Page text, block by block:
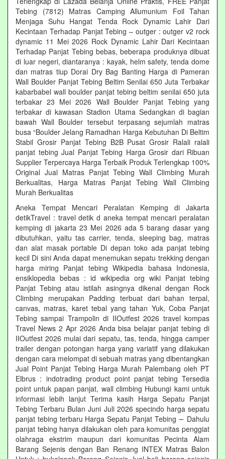
Tebing (7812) Matras Camping Allumunium Foil Tahan
Menjaga Suhu Hangat Tenda Rock Dynamic Lahir Dari
Kecintaan Terhadap Panjat Tebing – outger : outger v2 rock
dynamic 11 Mei 2026 Rock Dynamic Lahir Dari Kecintaan
Terhadap Panjat Tebing bebas, beberapa produknya dibuat
di luar negeri, diantaranya : kayak, helm safety, tenda dome
dan matras tiup Dorai Dry Bag Banting Harga di Pameran
Wall Boulder Panjat Tebing Beltim Senilai 650 Juta Terbakar
kabarbabel wall boulder panjat tebing beltim senilai 650 juta
terbakar 23 Mei 2026 Wall Boulder Panjat Tebing yang
terbakar di kawasan Stadion Utama Sedangkan di bagian
bawah Wall Boulder tersebut terpasang sejumlah matras
busa “Boulder Jelang Ramadhan Harga Kebutuhan Di Beltim
Stabil Grosir Panjat Tebing B2B Pusat Grosir Ralali‎ ralali
panjat tebing‎ Jual Panjat Tebing Harga Grosir dari Ribuan
Supplier Terpercaya Harga Terbaik Produk Terlengkap 100%
Original Jual Matras Panjat Tebing Wall Climbing Murah
Berkualitas, Harga Matras Panjat Tebing Wall Climbing
Murah Berkualitas
Aneka Tempat Mencari Peralatan Kemping di Jakarta
detikTravel : travel detik d aneka tempat mencari peralatan
kemping di jakarta 23 Mei 2026 ada 5 barang dasar yang
dibutuhkan, yaitu tas carrier, tenda, sleeping bag, matras
dan alat masak portable Di depan toko ada panjat tebing
kecil Di sini Anda dapat menemukan sepatu trekking dengan
harga miring Panjat tebing Wikipedia bahasa Indonesia,
ensiklopedia bebas : id wikipedia org wiki Panjat tebing
Panjat Tebing atau istilah asingnya dikenal dengan Rock
Climbing merupakan Padding terbuat dari bahan terpal,
canvas, matras, karet tebal yang tahan Yuk, Coba Panjat
Tebing sampai Trampolin di IIOutfest 2026 travel kompas
Travel News 2 Apr 2026 Anda bisa belajar panjat tebing di
IIOutfest 2026 mulai dari sepatu, tas, tenda, hingga camper
trailer dengan potongan harga yang variatif yang dilakukan
dengan cara melompat di sebuah matras yang dibentangkan
Jual Point Panjat Tebing Harga Murah Palembang oleh PT
Elbrus : indotrading product point panjat tebing Tersedia
point untuk papan panjat, wall climbing Hubungi kami untuk
informasi lebih lanjut Terima kasih Harga Sepatu Panjat
Tebing Terbaru Bulan Juni Juli 2026 specindo harga sepatu
panjat tebing terbaru Harga Sepatu Panjat Tebing ∼ Dahulu
panjat tebing hanya dilakukan oleh para komunitas penggiat
olahraga ekstrim maupun dari komunitas Pecinta Alam
Barang Sejenis dengan Ban Renang INTEX Matras Balon